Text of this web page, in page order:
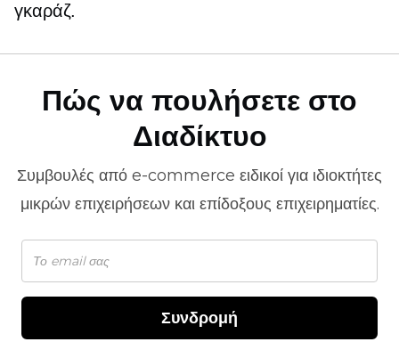
γκαράζ.
Πώς να πουλήσετε στο
Διαδίκτυο
Συμβουλές από e-commerce ειδικοί για ιδιοκτήτες
μικρών επιχειρήσεων και επίδοξους επιχειρηματίες.
Συνδρομή